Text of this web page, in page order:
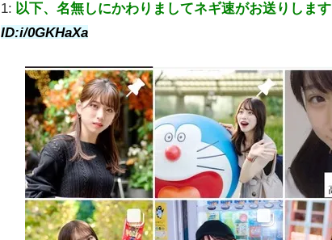
1: 以下、名無しにかわりましてネギ速がお送りします
ID:i/0GKHaXa